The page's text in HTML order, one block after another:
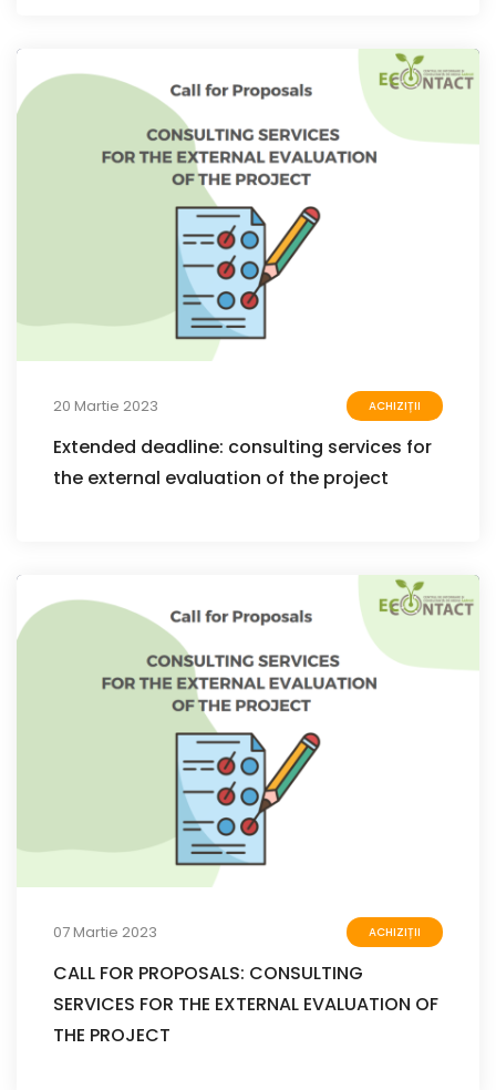
20 Martie 2023 ACHIZIȚII
Extended deadline: consulting services for
the external evaluation of the project
07 Martie 2023 ACHIZIȚII
CALL FOR PROPOSALS: CONSULTING
SERVICES FOR THE EXTERNAL EVALUATION OF
THE PROJECT